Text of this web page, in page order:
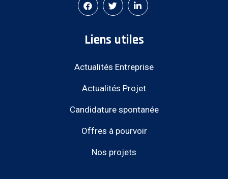
Liens utiles
Actualités Entreprise
Actualités Projet
Candidature spontanée
Offres à pourvoir
Nos projets